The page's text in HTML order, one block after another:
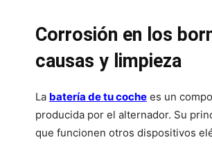
Corrosión en los
causas y limpieza
La batería de tu coche es un
producida por el alternador. Su
que funcionen otros dispositivos